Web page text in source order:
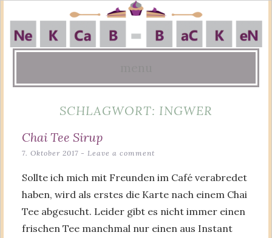
content
SCHLAGWORT: INGWER
Chai Tee Sirup
7. Oktober 2017 Leave a comment
Sollte ich mich mit Freunden im Café verabredet
haben, wird als erstes die Karte nach einem Chai
Tee abgesucht. Leider gibt es nicht immer einen
frischen Tee manchmal nur einen aus Instant